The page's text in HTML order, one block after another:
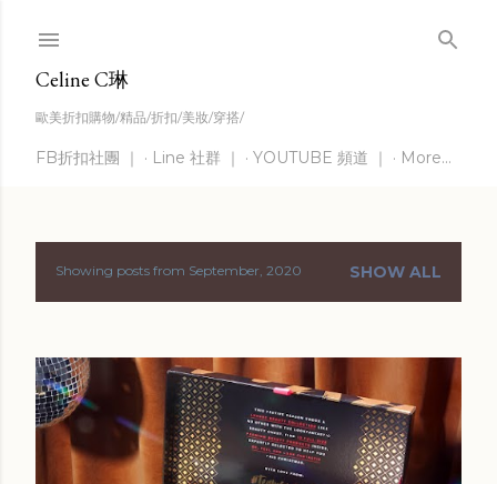
Celine C琳
歐美折扣購物/精品/折扣/美妝/穿搭/
FB折扣社團 ｜ Line 社群 ｜ YOUTUBE 頻道 ｜ More…
P
s
t
Showing posts from September, 2020 SHOW ALL